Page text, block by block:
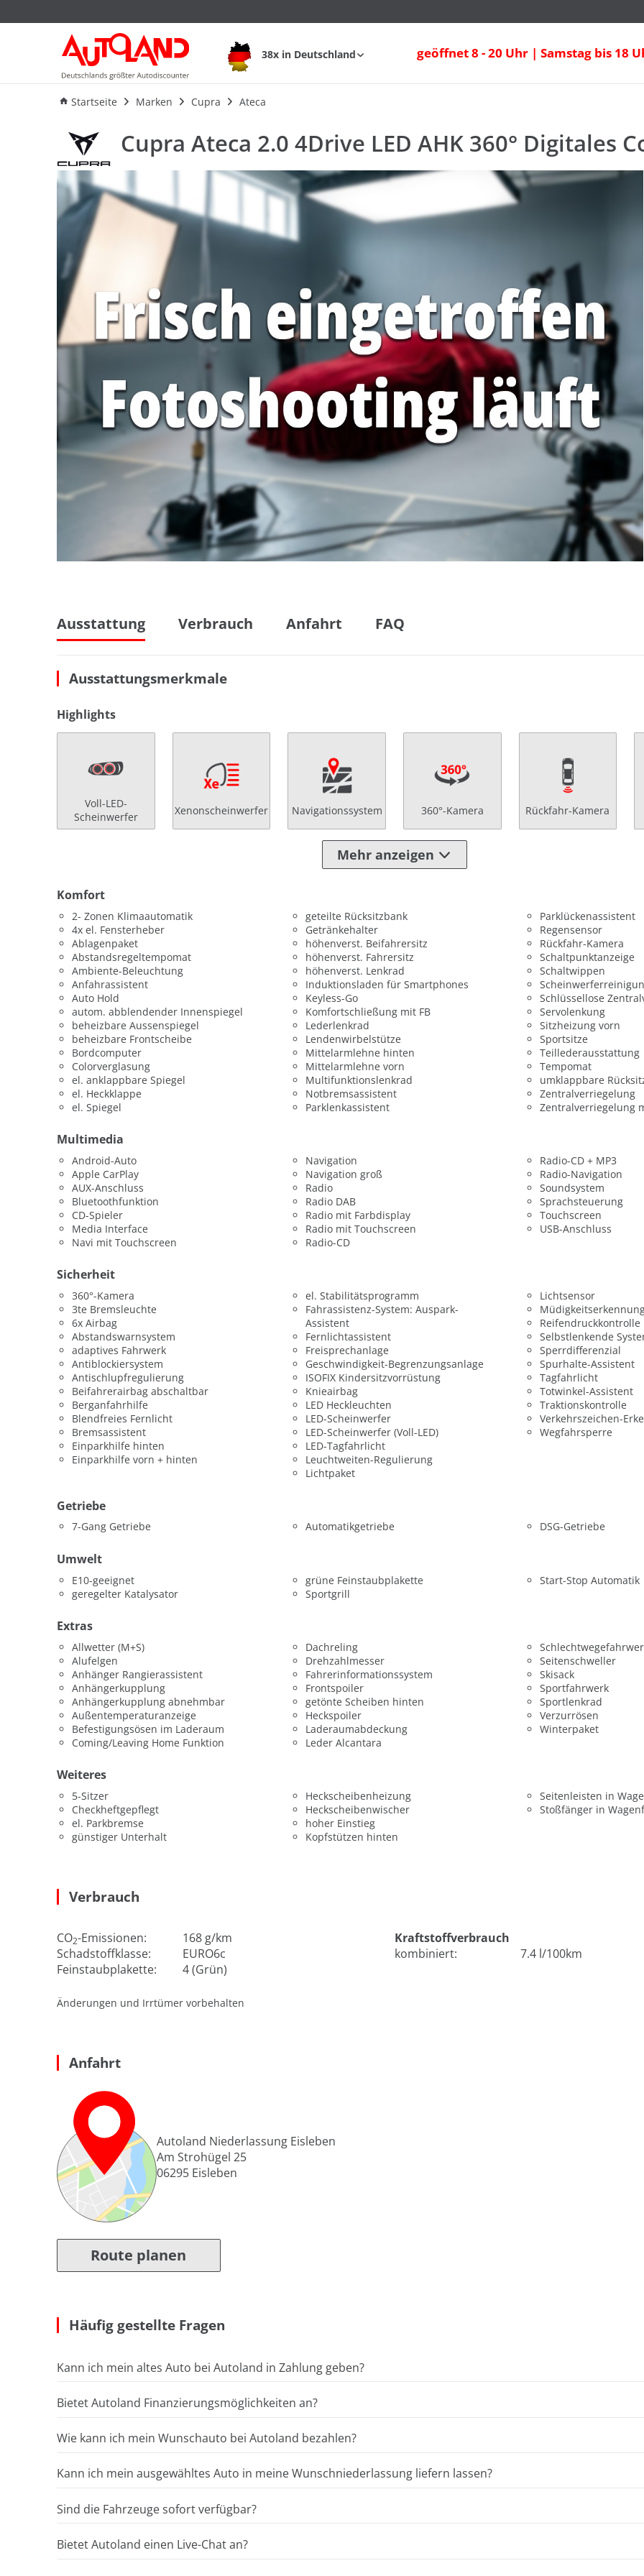
38x in Deutschland geöffnet 8 - 20 Uhr | Samstag bis 18
Startseite Marken Cupra Ateca
Cupra Ateca 2.0 4Drive LED AHK 360° Digitales Cockpit
Ausstattung
Cupra Ateca 2.0 4Drive LED AHK 360° Digitales
Ausstattung Verbrauch Anfahrt FAQ
Ausstattungsmerkmale
Highlights
Voll-LED-
Scheinwerfer
Xenonscheinwerfer Navigationssystem 360°-Kamera Rückfahr-Kamera
Mehr anzeigen
Komfort
2- Zonen Klimaautomatik
4x el. Fensterheber
Ablagenpaket
Abstandsregeltempomat
Ambiente-Beleuchtung
Anfahrassistent
Auto Hold
autom. abblendender Innenspiegel
beheizbare Aussenspiegel
beheizbare Frontscheibe
Bordcomputer
Colorverglasung
el. anklappbare Spiegel
el. Heckklappe
el. Spiegel
geteilte Rücksitzbank
Getränkehalter
höhenverst. Beifahrersitz
höhenverst. Fahrersitz
höhenverst. Lenkrad
Induktionsladen für Smartphones
Keyless-Go
Komfortschließung mit FB
Lederlenkrad
Lendenwirbelstütze
Mittelarmlehne hinten
Mittelarmlehne vorn
Multifunktionslenkrad
Notbremsassistent
Parklenkassistent
Parklückenassistent
Regensensor
Rückfahr-Kamera
Schaltpunktanzeige
Schaltwippen
Schlüssellose
Servolenkung
Sitzheizung vorn
Sportsitze
Teillederausstattung
Tempomat
umklappbare
Zentralverriegelung
Zentralverriegelung
Multimedia
Android-Auto
Apple CarPlay
AUX-Anschluss
Bluetoothfunktion
CD-Spieler
Media Interface
Navi mit Touchscreen
Navigation
Navigation groß
Radio
Radio DAB
Radio mit Farbdisplay
Radio mit Touchscreen
Radio-CD
Radio-CD + MP3
Radio-Navigation
Soundsystem
Sprachsteuerung
Touchscreen
USB-Anschluss
Sicherheit
360°-Kamera
3te Bremsleuchte
6x Airbag
Abstandswarnsystem
adaptives Fahrwerk
Antiblockiersystem
Antischlupfregulierung
Beifahrerairbag abschaltbar
Berganfahrhilfe
Blendfreies Fernlicht
Bremsassistent
Einparkhilfe hinten
Einparkhilfe vorn + hinten
el. Stabilitätsprogramm
Fahrassistenz-System: Auspark-
Assistent
Fernlichtassistent
Freisprechanlage
Geschwindigkeit-Begrenzungsanlage
ISOFIX Kindersitzvorrüstung
Knieairbag
LED Heckleuchten
LED-Scheinwerfer
LED-Scheinwerfer (Voll-LED)
LED-Tagfahrlicht
Leuchtweiten-Regulierung
Lichtpaket
Lichtsensor
Reifendruckkontrolle
Selbstlenkende
Sperrdifferenzial
Spurhalte-Assistent
Tagfahrlicht
Totwinkel-Assistent
Traktionskontrolle
Verkehrszeichen-
Wegfahrsperre
Getriebe
7-Gang Getriebe Automatikgetriebe DSG-Getriebe
Umwelt
E10-geeignet
geregelter Katalysator
grüne Feinstaubplakette
Sportgrill
Start-Stop Automatik
Extras
Allwetter (M+S)
Alufelgen
Anhänger Rangierassistent
Anhängerkupplung
Anhängerkupplung abnehmbar
Außentemperaturanzeige
Befestigungsösen im Laderaum
Coming/Leaving Home Funktion
Dachreling
Drehzahlmesser
Fahrerinformationssystem
Frontspoiler
getönte Scheiben hinten
Heckspoiler
Laderaumabdeckung
Leder Alcantara
Seitenschweller
Skisack
Sportfahrwerk
Sportlenkrad
Verzurrösen
Winterpaket
Weiteres
5-Sitzer
Checkheftgepflegt
el. Parkbremse
günstiger Unterhalt
Heckscheibenheizung
Heckscheibenwischer
hoher Einstieg
Kopfstützen hinten
Seitenleisten in
Stoßfänger in
Verbrauch
CO2-Emissionen:
168 g/km
Schadstoffklasse:
EURO6c
Feinstaubplakette:
4 (Grün)
Kraftstoffverbrauch
kombiniert:
7.4 l/100km
Änderungen und Irrtümer vorbehalten
Anfahrt
Autoland Niederlassung Eisleben
Am Strohügel 25
06295 Eisleben
Route planen
Häufig gestellte Fragen
Kann ich mein altes Auto bei Autoland in Zahlung geben?
Bietet Autoland Finanzierungsmöglichkeiten an?
Wie kann ich mein Wunschauto bei Autoland bezahlen?
Kann ich mein ausgewähltes Auto in meine Wunschniederlassung liefern lassen?
Sind die Fahrzeuge sofort verfügbar?
Bietet Autoland einen Live-Chat an?